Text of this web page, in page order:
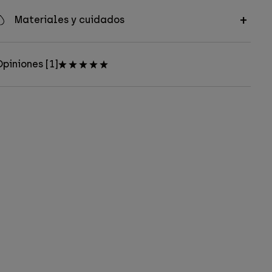
Materiales y cuidados
[1]